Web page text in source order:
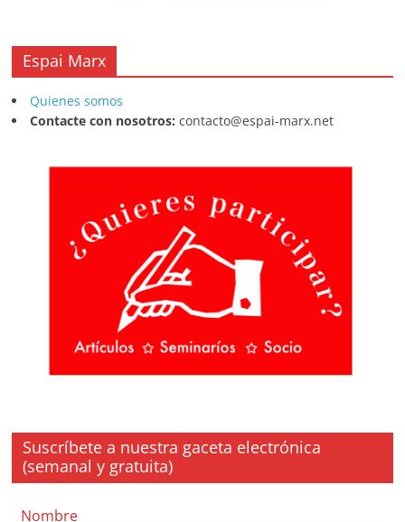
Espai Marx
Quienes somos
Contacte con nosotros: contacto@espai-marx.net
Suscríbete a nuestra gaceta electrónica
(semanal y gratuita)
Nombre